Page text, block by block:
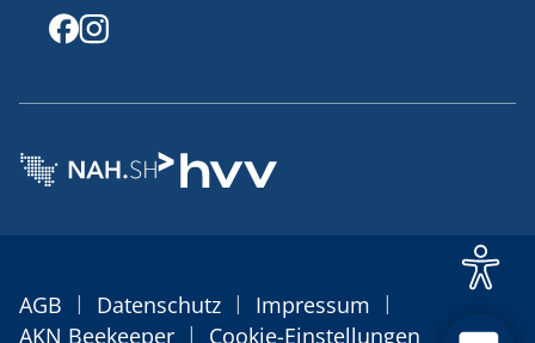
AGB | Datenschutz | Impressum |
AKN Beekeeper | Cookie-Einstellungen